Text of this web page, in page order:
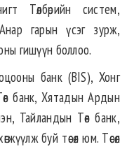
Төлбөрийн систем,
гарын үсэг зурж,
гишүүн боллоо.
банк (BIS), Хонг
банк, Хятадын Ардын
Тайландын Төв банк,
буй төсөл юм. Төсөл